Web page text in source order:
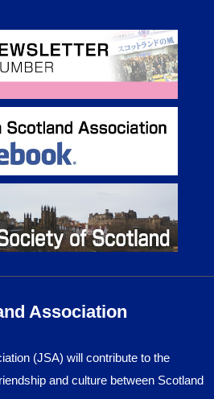
Association
(JSA) will contribute to the
and culture between Scotland